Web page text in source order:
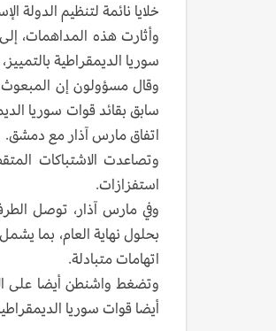
خلايا نائمة لتنظيم الدولة
وأثارت هذه المداهمات،
سوريا الديمقراطية
وقال مسؤولون إن المبعوث
سابق بقائد قوات سوريا
اتفاق مارس آذار مع دمشق.
وتصاعدت الاشتباكات
استفزازات.
وفي مارس آذار، توصل
بحلول نهاية العام، بما
اتهامات متبادلة.
وتضغط واشنطن أيضا على
أيضا قوات سوريا